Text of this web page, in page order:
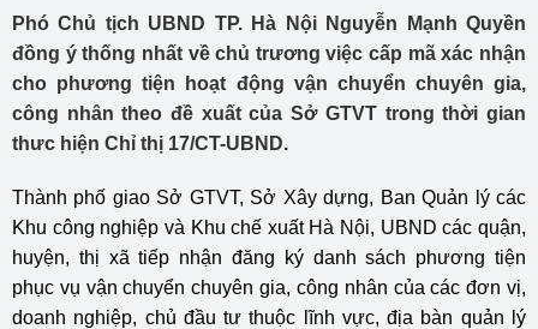
Phó Chủ tịch UBND TP. Hà Nội Nguyễn Mạnh Quyền
đồng ý thống nhất về chủ trương việc cấp mã xác nhận
cho phương tiện hoạt động vận chuyển chuyên gia,
công nhân theo đề xuất của Sở GTVT trong thời gian
thưc hiện Chỉ thị 17/CT-UBND.
Thành phố giao Sở GTVT, Sở Xây dựng, Ban Quản lý các
Khu công nghiệp và Khu chế xuất Hà Nội, UBND các quận,
huyện, thị xã tiếp nhận đăng ký danh sách phương tiện
phục vụ vận chuyển chuyên gia, công nhân của các đơn vị,
doanh nghiệp, chủ đầu tư thuộc lĩnh vực, địa bàn quản lý